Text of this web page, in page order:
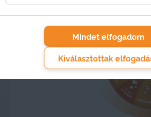
Mindet elfogadom
Kiválasztottak